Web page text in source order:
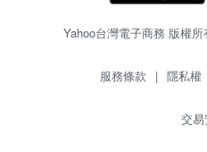
Yahoo台灣電子商務 版權
服務條款 | 隱私權
交易